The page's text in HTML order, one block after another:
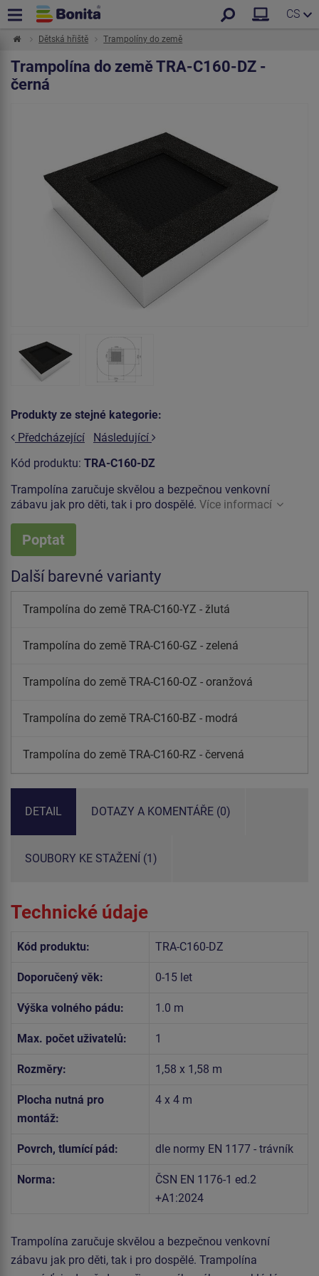
CS
Dětská hřiště Trampolíny do země
Trampolína do země TRA-C160-DZ -
černá
Produkty ze stejné kategorie:
Předcházející
Následující
Kód produktu: TRA-C160-DZ
Trampolína zaručuje skvělou a bezpečnou venkovní
zábavu jak pro děti, tak i pro dospělé. Více informací
Poptat
Další barevné varianty
Trampolína do země TRA-C160-YZ - žlutá
Trampolína do země TRA-C160-GZ - zelená
Trampolína do země TRA-C160-OZ - oranžová
Trampolína do země TRA-C160-BZ - modrá
Trampolína do země TRA-C160-RZ - červená
DETAIL DOTAZY A KOMENTÁŘE (0)
SOUBORY KE STAŽENÍ (1)
Technické údaje
Kód produktu: TRA-C160-DZ
Doporučený věk: 0-15 let
Výška volného pádu: 1.0 m
Max. počet uživatelů: 1
Rozměry: 1,58 x 1,58 m
Plocha nutná pro
montáž:
4 x 4 m
Povrch, tlumící pád: dle normy EN 1177 - trávník
Norma:
ČSN EN 1176-1 ed.2
+A1:2024
Trampolína zaručuje skvělou a bezpečnou venkovní
zábavu jak pro děti, tak i pro dospělé. Trampolína